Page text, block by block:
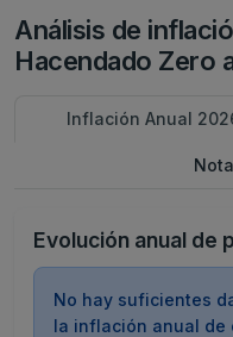
Análisis de
Hacendado Zero
Inflación Anual
Evolución anual de
No hay suficientes
la inflación anual de